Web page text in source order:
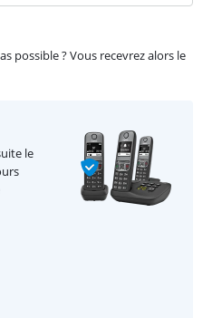
possible ? Vous recevrez alors le
le